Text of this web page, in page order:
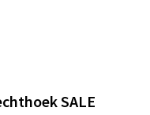
SALE